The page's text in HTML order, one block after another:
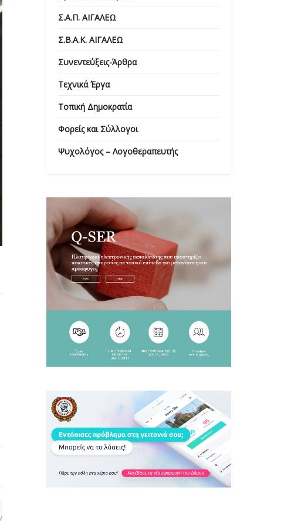
Σ.Α.Π. ΑΙΓΑΛΕΩ
Σ.Β.Α.Κ. ΑΙΓΑΛΕΩ
Συνεντεύξεις-Άρθρα
Τεχνικά Έργα
Τοπική Δημοκρατία
Φορείς και Σύλλογοι
Ψυχολόγος – Λογοθεραπευτής